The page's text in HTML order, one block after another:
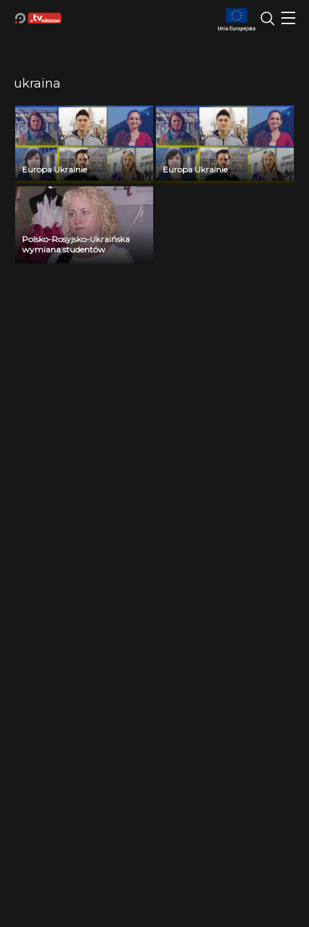
ukraina
Europa Ukrainie Europa Ukrainie
Polsko-Rosyjsko-Ukraińska
wymiana studentów